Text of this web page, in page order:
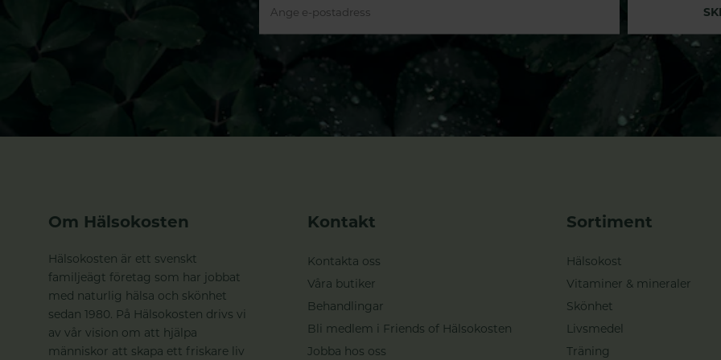
Om Hälsokosten
Hälsokosten är ett svenskt
familjeägt företag som har jobbat
med naturlig hälsa och skönhet
sedan 1980. På Hälsokosten drivs vi
av vår vision om att hjälpa
människor att skapa ett friskare liv
Kontakt
Kontakta oss
Våra butiker
Behandlingar
Bli medlem i Friends of Hälsokosten
Jobba hos oss
Sortiment
Hälsokost
Vitaminer & mineraler
Skönhet
Livsmedel
Träning